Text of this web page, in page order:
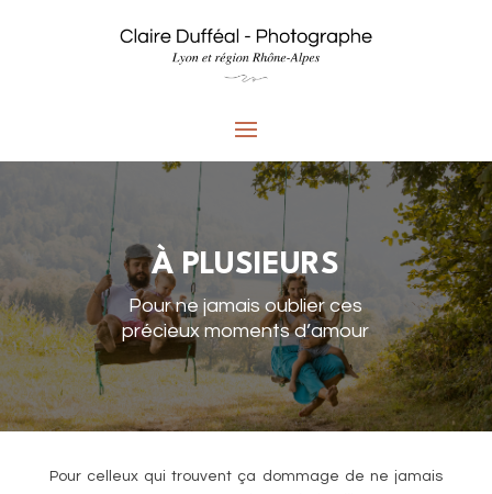
À PLUSIEURS
Pour ne jamais oublier ces
précieux moments d’amour
Pour celleux qui trouvent ça dommage de ne jamais